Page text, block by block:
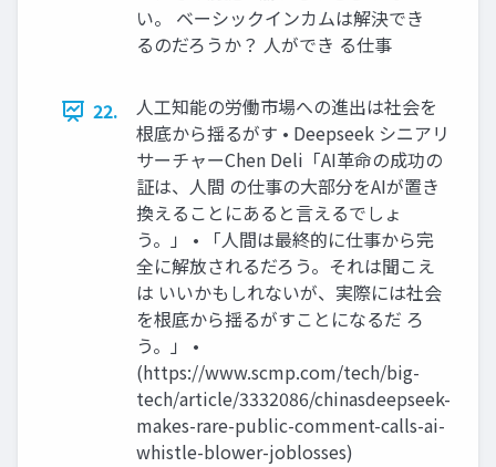
い。 ベーシックインカムは解決でき
るのだろうか？ 人ができ る仕事
22.
人工知能の労働市場への進出は社会を
根底から揺るがす • Deepseek シニアリ
サーチャーChen Deli「AI革命の成功の
証は、人間 の仕事の大部分をAIが置き
換えることにあると言えるでしょ
う。」 • 「人間は最終的に仕事から完
全に解放されるだろう。それは聞こえ
は いいかもしれないが、実際には社会
を根底から揺るがすことになるだ ろ
う。」 •
(https://www.scmp.com/tech/big-
tech/article/3332086/chinasdeepseek-
makes-rare-public-comment-calls-ai-
whistle-blower-joblosses)